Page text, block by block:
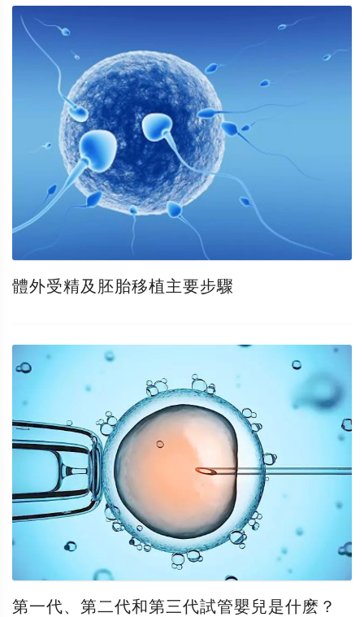
體外受精及胚胎移植主要步驟
第一代、第二代和第三代試管嬰兒是什麽？